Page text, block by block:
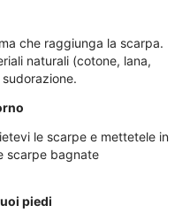
che raggiunga la scarpa.
naturali (cotone, lana,
le scarpe e mettetele in
scarpe bagnate
piedi